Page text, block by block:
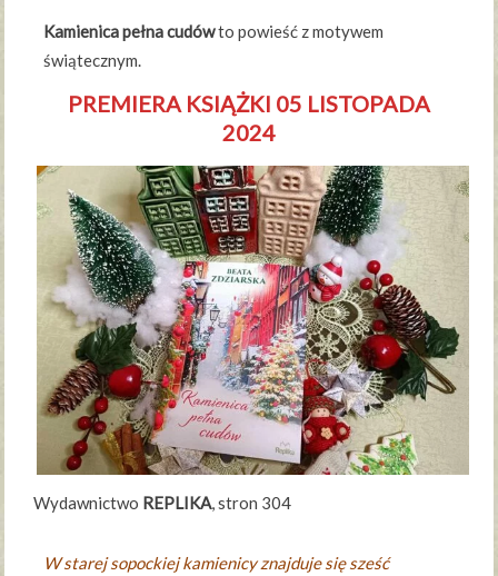
Kamienica pełna cudówto powieść z motywem
świątecznym.
PREMIERA KSIĄŻKI 05 LISTOPADA
2024
Wydawnictwo REPLIKA, stron 304
W starej sopockiej kamienicy znajduje się sześć